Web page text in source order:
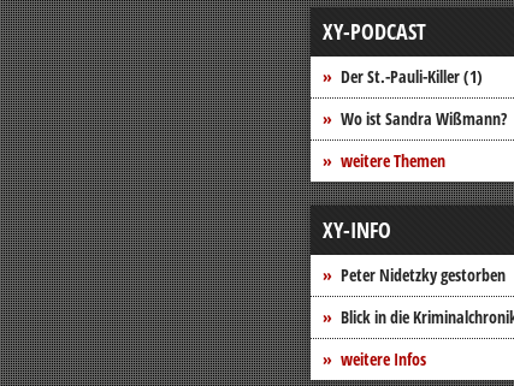
XY-PODCAST
Der St.-Pauli-Killer (1)
Wo ist Sandra Wißmann?
weitere Themen
XY-INFO
Peter Nidetzky gestorben
Blick in die
weitere Infos